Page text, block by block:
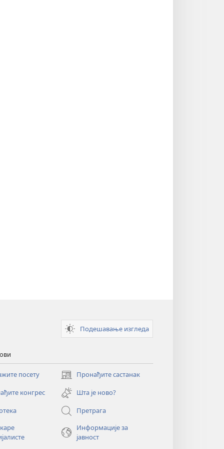
Подешавање изгледа
посету Пронађите састанак
(отвара
нови
прозор)
конгрес
Шта је ново?
Претрага
Информације за
јавност